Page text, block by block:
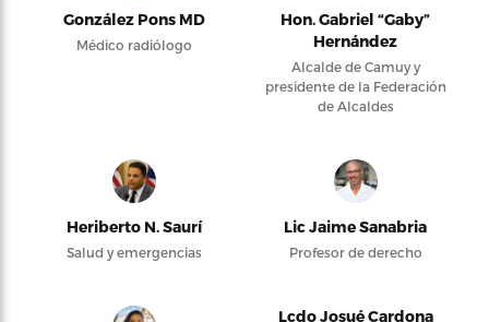
González Pons MD
Médico radiólogo
Hon. Gabriel “Gaby”
Hernández
Alcalde de Camuy y
presidente de la Federación
de Alcaldes
Heriberto N. Saurí
Salud y emergencias
Lic Jaime Sanabria
Profesor de derecho
Lcdo Josué Cardona